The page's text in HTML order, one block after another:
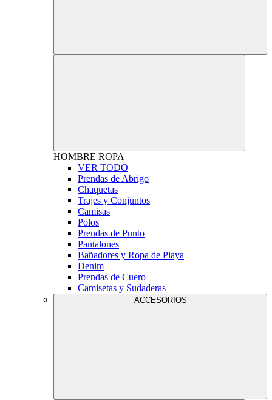
HOMBRE ROPA
VER TODO
Prendas de Abrigo
Chaquetas
Trajes y Conjuntos
Camisas
Polos
Prendas de Punto
Pantalones
Bañadores y Ropa de Playa
Denim
Prendas de Cuero
Camisetas y Sudaderas
ACCESORIOS